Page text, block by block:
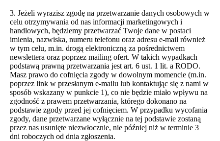
3. Jeżeli wyrazisz zgodę na przetwarzanie danych osobowych w
celu otrzymywania od nas informacji marketingowych i
handlowych, będziemy przetwarzać Twoje dane w postaci
imienia, nazwiska, numeru telefonu oraz adresu e-mail również
w tym celu, m.in. drogą elektroniczną za pośrednictwem
newslettera oraz poprzez mailing ofert. W takich wypadkach
podstawą prawną przetwarzania jest art. 6 ust. 1 lit. a RODO.
Masz prawo do cofnięcia zgody w dowolnym momencie (m.in.
poprzez link w przesłanym e-mailu lub kontaktując się z nami w
sposób wskazany w punkcie 1), co nie będzie miało wpływu na
zgodność z prawem przetwarzania, którego dokonano na
podstawie zgody przed jej cofnięciem. W przypadku wycofania
zgody, dane przetwarzane wyłącznie na tej podstawie zostaną
przez nas usunięte niezwłocznie, nie później niż w terminie 3
dni roboczych od dnia zgłoszenia.